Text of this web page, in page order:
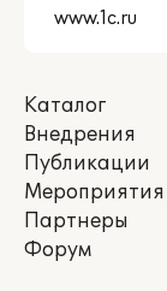
Каталог
Внедрения
Публикации
Мероприятия
Партнеры
Форум